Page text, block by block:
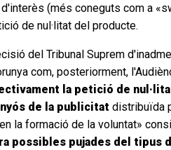
(més coneguts com a
de nul·litat del producte.
del Tribunal Suprem
com, posteriorment,
la petició de
de la publicitat distribuïda
la formació de la voluntat»
possibles pujades del tipus